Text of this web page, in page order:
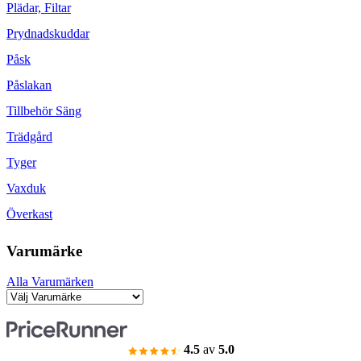
Plädar, Filtar
Prydnadskuddar
Påsk
Påslakan
Tillbehör Säng
Trädgård
Tyger
Vaxduk
Överkast
Varumärke
Alla Varumärken
4.5 av 5.0